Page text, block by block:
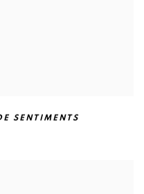
SENTIMENTS